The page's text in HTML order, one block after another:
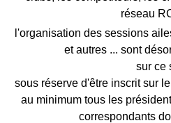
réseau
l'organisation des sessions
et autres ... sont
sur ce
sous réserve d'être inscrit sur
au minimum tous les
correspondants